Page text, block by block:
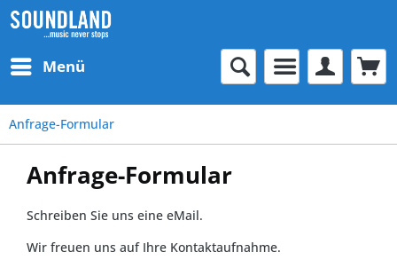
Menü
Anfrage-Formular
Anfrage-Formular
Schreiben Sie uns eine eMail.
Wir freuen uns auf Ihre Kontaktaufnahme.